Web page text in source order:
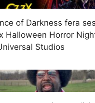
of Darkness fera
Halloween Horror
Studios